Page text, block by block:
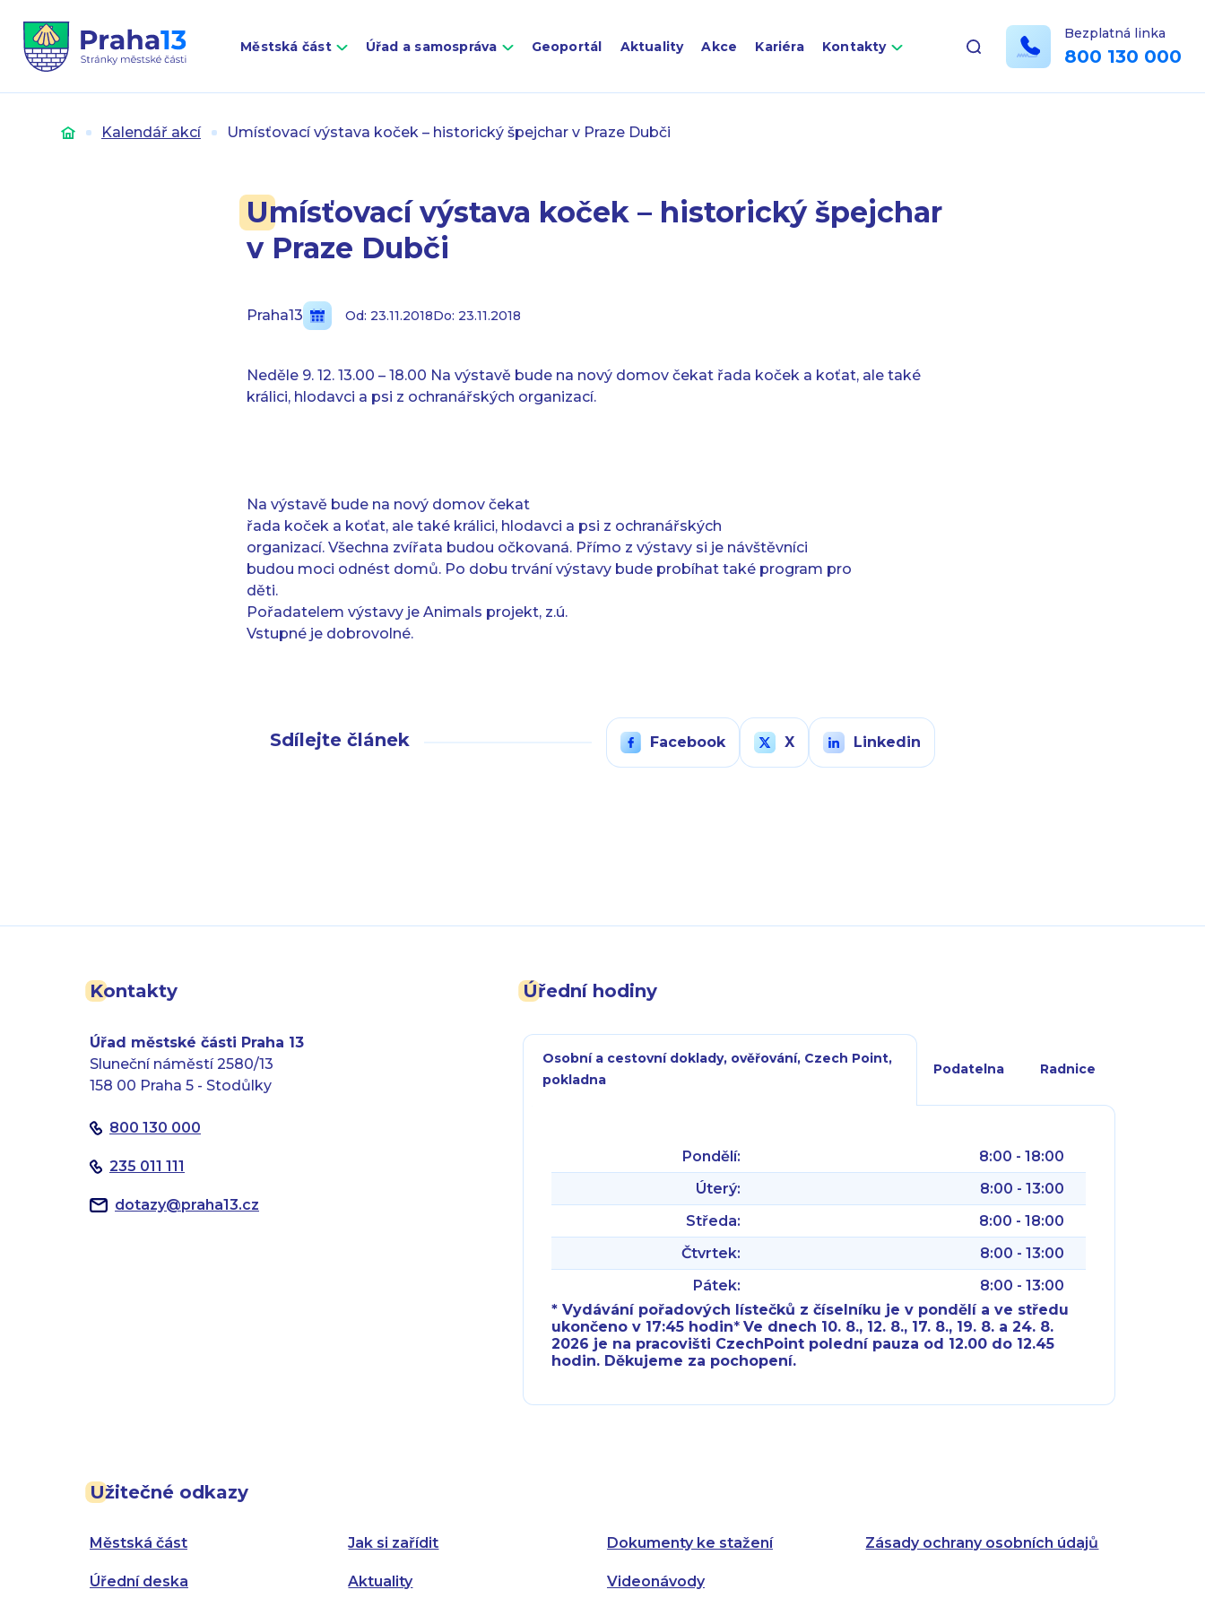
Městská část Úřad a samospráva Geoportál Aktuality Akce Kariéra Kontakty
Bezplatná linka
800 130 000
Úvod Kalendář akcí Umísťovací výstava koček – historický špejchar v Praze Dubči
Umísťovací výstava koček – historický špejchar
v Praze Dubči
Praha13 Od: 23.11.2018Do: 23.11.2018
Neděle 9. 12. 13.00 – 18.00 Na výstavě bude na nový domov čekat řada koček a koťat, ale také
králici, hlodavci a psi z ochranářských organizací.
Na výstavě bude na nový domov čekat
řada koček a koťat, ale také králici, hlodavci a psi z ochranářských
organizací. Všechna zvířata budou očkovaná. Přímo z výstavy si je návštěvníci
budou moci odnést domů. Po dobu trvání výstavy bude probíhat také program pro
děti.
Pořadatelem výstavy je Animals projekt, z.ú.
Vstupné je dobrovolné.
Sdílejte článek Facebook X Linkedin
Kontakty
Úřad městské části Praha 13
Sluneční náměstí 2580/13
158 00 Praha 5 - Stodůlky
800 130 000
235 011 111
dotazy@praha13.cz
Užitečné odkazy
Městská část
Úřední deska
Jak si zařídit
Aktuality
Dokumenty ke stažení
Videonávody
Zásady ochrany osobních údajů
Úřední hodiny
Osobní a cestovní doklady, ověřování, Czech Point,
pokladna
Podatelna Radnice
Pondělí:
8:00 - 18:00
Úterý:
8:00 - 13:00
Středa:
8:00 - 18:00
Čtvrtek:
8:00 - 13:00
Pátek:
8:00 - 13:00
* Vydávání pořadových lístečků z číselníku je v pondělí a ve středu
ukončeno v 17:45 hodin*Ve dnech 10. 8., 12. 8., 17. 8., 19. 8. a 24. 8.
2026 je na pracovišti CzechPoint polední pauza od 12.00 do 12.45
hodin. Děkujeme za pochopení.
Pátek:
8:00 - 14:30